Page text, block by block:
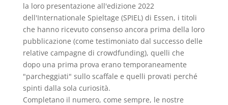
la loro presentazione all'edizione 2022
dell'Internationale Spieltage (SPIEL) di Essen, i titoli
che hanno ricevuto consenso ancora prima della loro
pubblicazione (come testimoniato dal successo delle
relative campagne di crowdfunding), quelli che
dopo una prima prova erano temporaneamente
"parcheggiati" sullo scaﬀale e quelli provati perché
spinti dalla sola curiosità.
Completano il numero, come sempre, le nostre